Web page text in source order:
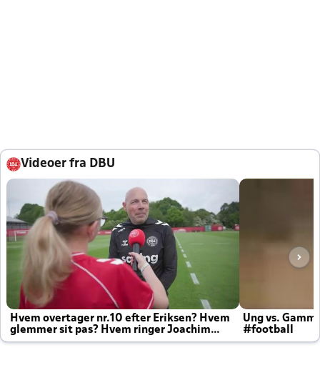
Videoer fra DBU
Hvem overtager nr.10 efter Eriksen? Hvem
glemmer sit pas? Hvem ringer Joachim
altid til efter kampe?
Ung vs.
#football